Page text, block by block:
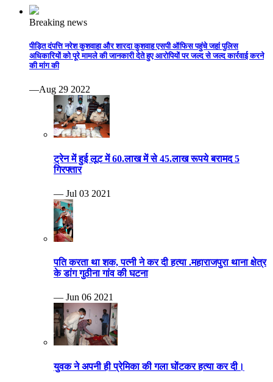
Breaking news
पीड़ित दंपत्ति नरेश कुशवाहा और शारदा कुशवाह एसपी ऑफिस पहुंचे जहां पुलिस
अधिकारियों को पूरे मामले की जानकारी देते हुए आरोपियों पर जल्द से जल्द कार्रवाई करने
की मांग की
—Aug 29 2022
ट्रेन में हुई लूट में 60.लाख में से 45.लाख रूपये बरामद 5
गिरफ्तार
— Jul 03 2021
पति करता था शक, पत्नी ने कर दी हत्या .महाराजपुरा थाना क्षेत्र
के डांग गुठीना गांव की घटना
— Jun 06 2021
युवक ने अपनी ही प्रेमिका की गला घोंटकर हत्या कर दी।